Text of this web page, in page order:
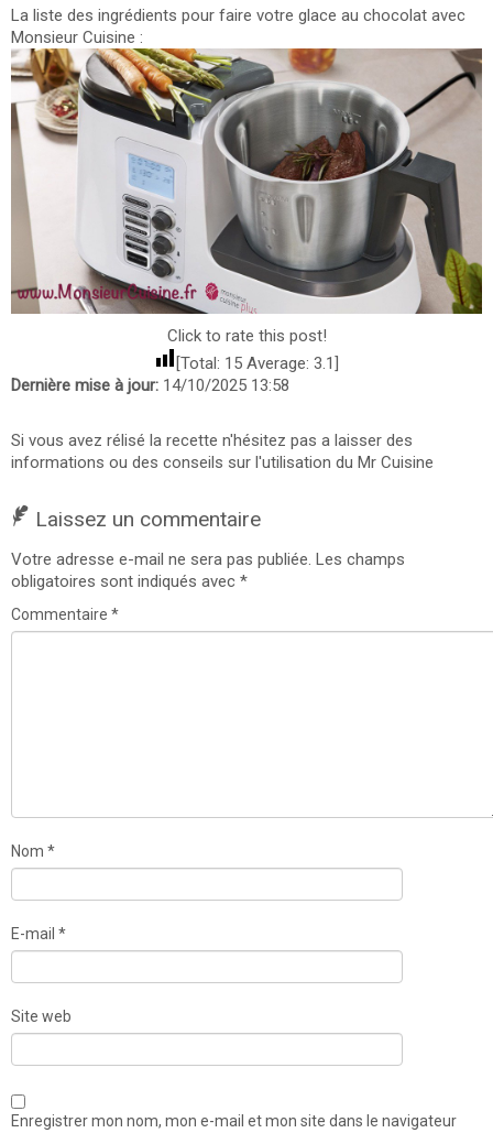
La liste des ingrédients pour faire votre glace au chocolat avec
Monsieur Cuisine :
Click to rate this post!
[Total: 15 Average: 3.1]
Dernière mise à jour: 14/10/2025 13:58
Si vous avez rélisé la recette n'hésitez pas a laisser des
informations ou des conseils sur l'utilisation du Mr Cuisine
Laissez un commentaire
Votre adresse e-mail ne sera pas publiée. Les champs
obligatoires sont indiqués avec *
Commentaire *
Nom *
E-mail *
Site web
Enregistrer mon nom, mon e-mail et mon site dans le navigateur